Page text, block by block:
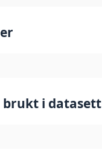
brukt i datasett